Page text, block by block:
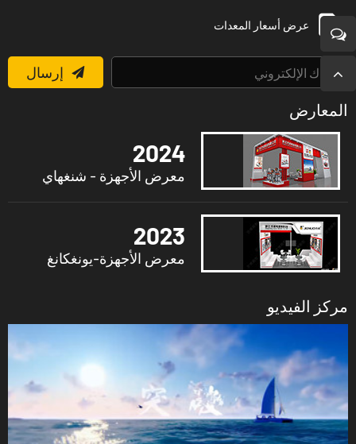
عرض أسعار المعدات
إرسال
المعارض
2024
معرض الأجهزة - شنغهاي
2023
معرض الأجهزة-يونغكانغ
مركز الفيديو